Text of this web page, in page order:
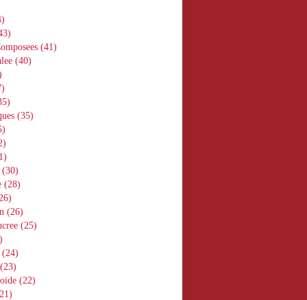
(41)
(40)
(35)
(30)
(28)
(26)
(25)
(24)
(23)
(22)